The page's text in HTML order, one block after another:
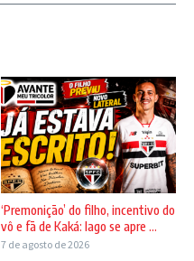
‘Premonição’ do filho, incentivo do
vô e fã de Kaká: Iago se apre ...
7 de agosto de 2026